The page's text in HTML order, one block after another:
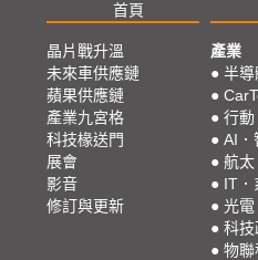
首頁
晶片戰升溫
未來車供應鏈
蘋果供應鏈
產業九宮格
科技椽送門
展會
影音
修訂與更新
產業
● 半導
●
● 行動
● AI．
● 航太
● IT．
● 光電
● 科技
● 物聯